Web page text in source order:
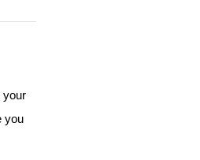
your
you